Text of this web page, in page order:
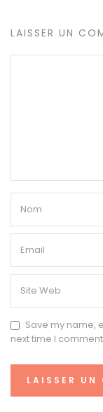
LAISSER UN
Save my name,
next time I